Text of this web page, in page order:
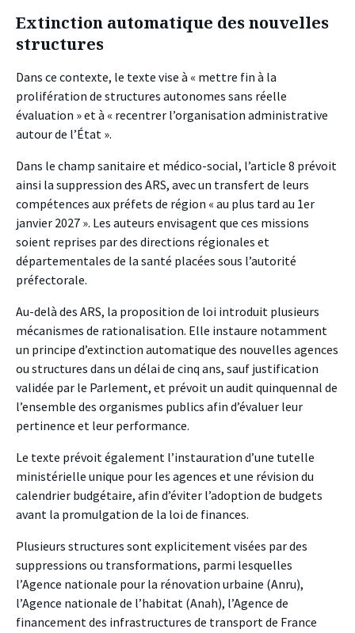
Extinction automatique des nouvelles
structures
Dans ce contexte, le texte vise à « mettre fin à la
prolifération de structures autonomes sans réelle
évaluation » et à « recentrer l’organisation administrative
autour de l’État ».
Dans le champ sanitaire et médico-social, l’article 8 prévoit
ainsi la suppression des ARS, avec un transfert de leurs
compétences aux préfets de région « au plus tard au 1er
janvier 2027 ». Les auteurs envisagent que ces missions
soient reprises par des directions régionales et
départementales de la santé placées sous l’autorité
préfectorale.
Au-delà des ARS, la proposition de loi introduit plusieurs
mécanismes de rationalisation. Elle instaure notamment
un principe d’extinction automatique des nouvelles agences
ou structures dans un délai de cinq ans, sauf justification
validée par le Parlement, et prévoit un audit quinquennal de
l’ensemble des organismes publics afin d’évaluer leur
pertinence et leur performance.
Le texte prévoit également l’instauration d’une tutelle
ministérielle unique pour les agences et une révision du
calendrier budgétaire, afin d’éviter l’adoption de budgets
avant la promulgation de la loi de finances.
Plusieurs structures sont explicitement visées par des
suppressions ou transformations, parmi lesquelles
l’Agence nationale pour la rénovation urbaine (Anru),
l’Agence nationale de l’habitat (Anah), l’Agence de
financement des infrastructures de transport de France